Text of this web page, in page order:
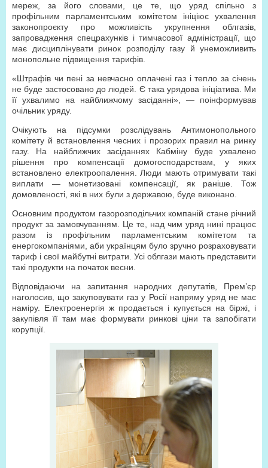
мереж, за його словами, це те, що уряд спільно з
профільним парламентським комітетом ініціює ухвалення
законопроєкту про можливість укрупнення облгазів,
запровадження спецрахунків і тимчасової адміністрації, що
має дисциплінувати ринок розподілу газу й унеможливить
монопольне підвищення тарифів.
«Штрафів чи пені за невчасно оплачені газ і тепло за січень
не буде застосовано до людей. Є така урядова ініціатива. Ми
її ухвалимо на найближчому засіданні», — поінформував
очільник уряду.
Очікують на підсумки розслідувань Антимонопольного
комітету й встановлення чесних і прозорих правил на ринку
газу. На найближчих засіданнях Кабміну буде ухвалено
рішення про компенсації домогосподарствам, у яких
встановлено електроопалення. Люди мають отримувати такі
виплати — монетизовані компенсації, як раніше. Тож
домовленості, які в них були з державою, буде виконано.
Основним продуктом газорозподільчих компаній стане річний
продукт за замовчуванням. Це те, над чим уряд нині працює
разом із профільним парламентським комітетом та
енергокомпаніями, аби українцям було зручно розраховувати
тариф і свої майбутні витрати. Усі облгази мають представити
такі продукти на початок весни.
Відповідаючи на запитання народних депутатів, Прем’єр
наголосив, що закуповувати газ у Росії напряму уряд не має
наміру. Електроенергія ж продається і купується на біржі, і
закупівля її там має формувати ринкові ціни та запобігати
корупції.